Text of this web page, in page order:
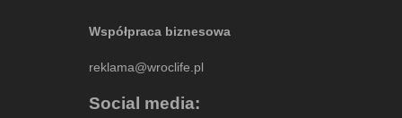
Współpraca biznesowa
reklama@wroclife.pl
Social media: